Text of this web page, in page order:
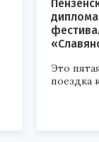
Это
поездка